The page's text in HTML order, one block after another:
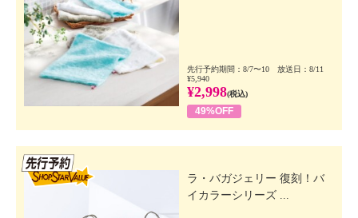
先行予約期間：8/7〜10 放送日：8/11
¥5,940
¥2,998(税込)
49%OFF
ラ・バガジェリー 復刻！バ
イカラーシリーズ ...